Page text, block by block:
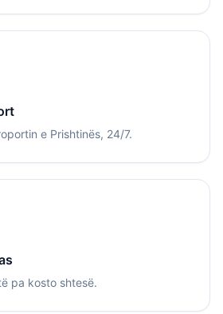
e Prishtinës, 24/7.
pa kosto shtesë.